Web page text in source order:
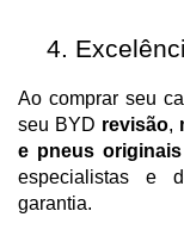
Ao comprar seu
seu BYD revisão,
e pneus originais
especialistas e
garantia.